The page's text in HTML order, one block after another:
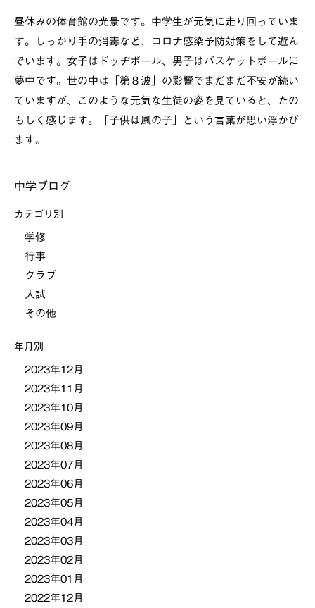
昼休みの体育館の光景です。中学生が元気に走り回っていま
す。しっかり手の消毒など、コロナ感染予防対策をして遊ん
でいます。女子はドッヂボール、男子はバスケットボールに
夢中です。世の中は「第８波」の影響でまだまだ不安が続い
ていますが、このような元気な生徒の姿を見ていると、たの
もしく感じます。「子供は風の子」という言葉が思い浮かび
ます。
中学ブログ
カテゴリ別
学修
行事
クラブ
入試
その他
年月別
2023年12月
2023年11月
2023年10月
2023年09月
2023年08月
2023年07月
2023年06月
2023年05月
2023年04月
2023年03月
2023年02月
2023年01月
2022年12月